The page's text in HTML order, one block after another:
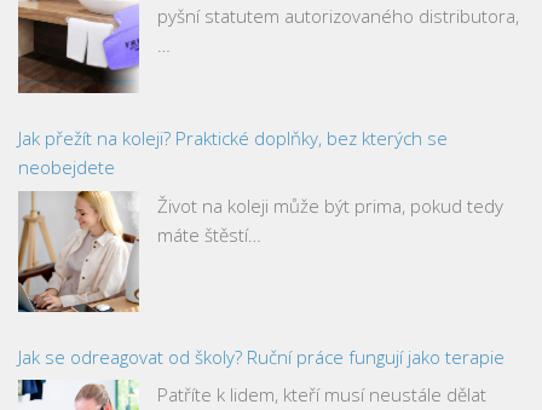
pyšní statutem autorizovaného distributora,
…
Jak přežít na koleji? Praktické doplňky, bez kterých se
neobejdete
Život na koleji může být prima, pokud tedy
máte štěstí…
Jak se odreagovat od školy? Ruční práce fungují jako terapie
Patříte k lidem, kteří musí neustále dělat